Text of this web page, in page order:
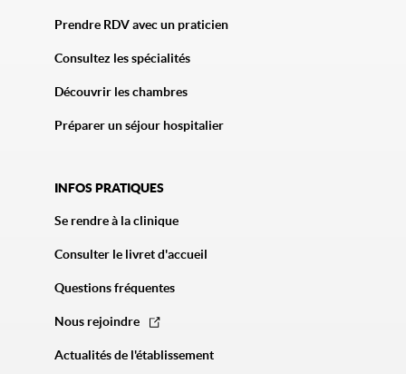
Prendre RDV avec un praticien
Consultez les spécialités
Découvrir les chambres
Préparer un séjour hospitalier
INFOS PRATIQUES
Se rendre à la clinique
Consulter le livret d'accueil
Questions fréquentes
Nous rejoindre
Actualités de l'établissement